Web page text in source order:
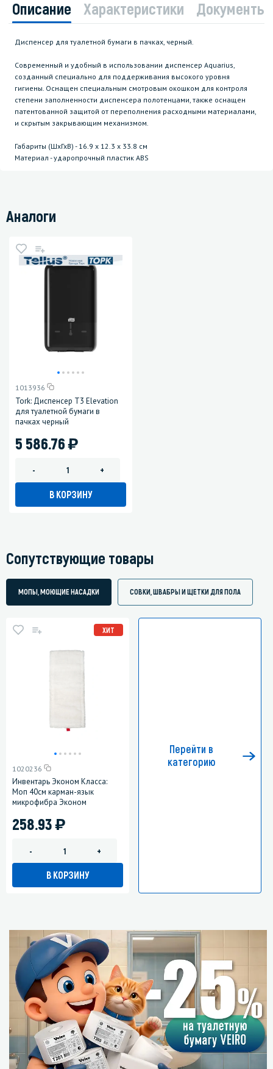
Описание Характеристики Документы
Диспенсер для туалетной бумаги в пачках, черный.
Современный и удобный в использовании диспенсер Aquarius,
созданный специально для поддерживания высокого уровня
гигиены. Оснащен специальным смотровым окошком для контроля
степени заполненности диспенсера полотенцами, также оснащен
патентованной защитой от переполнения расходными материалами,
и скрытым закрывающим механизмом.
Габариты (ШхГхВ) - 16.9 х 12.3 х 33.8 см
Материал - ударопрочный пластик ABS
Аналоги
1013936
Tork: Диспенсер T3 Elevation
для туалетной бумаги в
пачках черный
5 586.76)
- +
В КОРЗИНУ
Сопутствующие товары
МОПЫ, МОЮЩИЕ НАСАДКИ СОВКИ, ШВАБРЫ И ЩЕТКИ ДЛЯ ПОЛА
ХИТ
1020236
Инвентарь Эконом Класса:
Моп 40см карман-язык
микрофибра Эконом
258.93)
- +
В КОРЗИНУ
Перейти в
категорию